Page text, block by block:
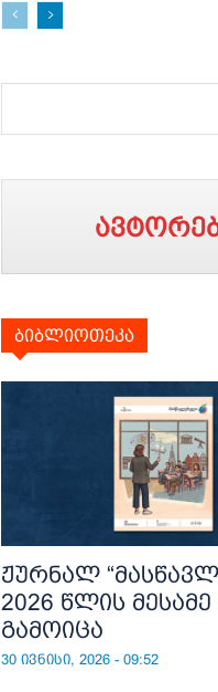
ბიბლიოთეკა
ჟურნალ
2026 წლის
გამოიცა
30 ივნისი, 2026 - 09:52